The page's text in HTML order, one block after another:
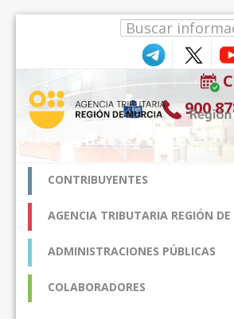
900
CONTRIBUYENTES
AGENCIA TRIBUTARIA REGIÓN
ADMINISTRACIONES PÚBLICAS
COLABORADORES